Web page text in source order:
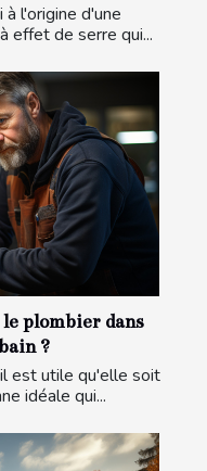
l'origine d'une
effet de serre qui...
plombier dans
?
est utile qu'elle soit
idéale qui...